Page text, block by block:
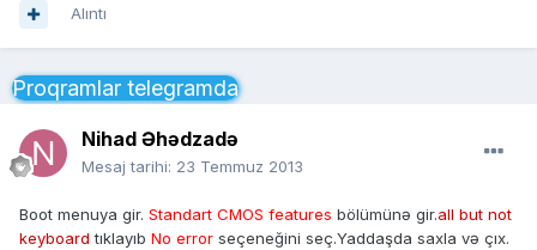
Alıntı
Proqramlar telegramda
Nihad Əhədzadə
Mesaj tarihi: 23 Temmuz 2013
Boot menuya gir. Standart CMOS features bölümünə gir.all but not
keyboard tıklayıb No error seçeneğini seç.Yaddaşda saxla və çıx.